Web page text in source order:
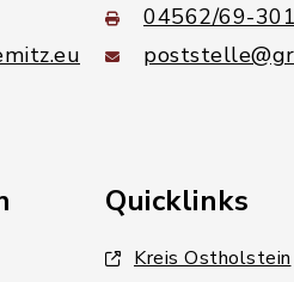
04562/69-301
Quicklinks
Kreis Ostholstein